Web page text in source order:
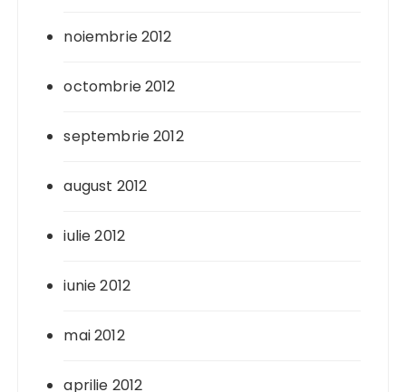
noiembrie 2012
octombrie 2012
septembrie 2012
august 2012
iulie 2012
iunie 2012
mai 2012
aprilie 2012